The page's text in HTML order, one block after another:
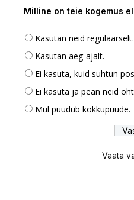
Milline on teie kogemus
Kasutan neid regulaarselt.
Kasutan aeg-ajalt.
Ei kasuta, kuid suhtun
Ei kasuta ja pean neid
Mul puudub kokkupuude.
Vaata